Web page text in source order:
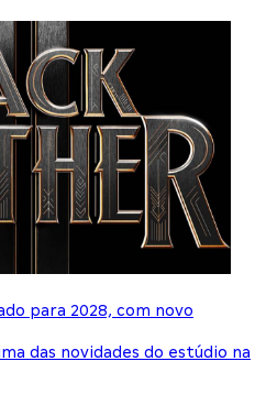
para 2028, com novo
das novidades do estúdio na